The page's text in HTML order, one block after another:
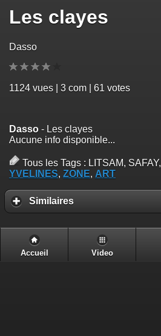
Les clayes
Dasso
1124 vues | 3 com | 61 votes
Dasso - Les clayes
Aucune info disponible...
Tous les Tags : LITSAM, SAFAY,
YVELINES, ZONE, ART
Similaires
Accueil Video